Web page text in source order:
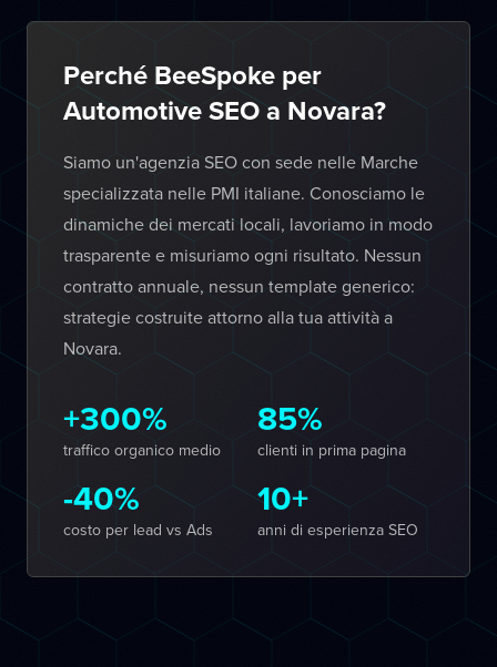
Perché BeeSpoke per
Automotive SEO a Novara?
Siamo un'agenzia SEO con sede nelle Marche
specializzata nelle PMI italiane. Conosciamo le
dinamiche dei mercati locali, lavoriamo in modo
trasparente e misuriamo ogni risultato. Nessun
contratto annuale, nessun template generico:
strategie costruite attorno alla tua attività a
Novara.
+300%
traffico organico medio
85%
clienti in prima pagina
-40%
costo per lead vs Ads
10+
anni di esperienza SEO